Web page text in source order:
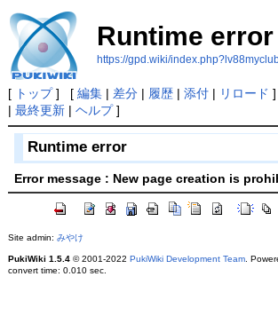
Runtime error
https://gpd.wiki/
[ トップ] [ 編集| 差分| 履歴| 添付| リロード
| 最終更新| ヘルプ]
Runtime error
Error message : New page creation is
Site admin: みやけ
PukiWiki 1.5.4© 2001-2022 PukiWiki Development Team.
convert time: 0.010 sec.